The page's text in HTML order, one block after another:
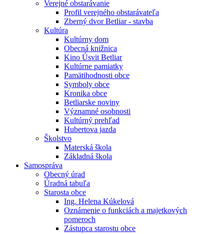
Verejné obstarávanie
Profil verejného obstarávateľa
Zberný dvor Betliar - stavba
Kultúra
Kultúrny dom
Obecná knižnica
Kino Úsvit Betliar
Kultúrne pamiatky
Pamätihodnosti obce
Symboly obce
Kronika obce
Betliarske noviny
Významné osobnosti
Kultúrný prehľad
Hubertova jazda
Školstvo
Materská škola
Základná škola
Samospráva
Obecný úrad
Úradná tabuľa
Starosta obce
Ing. Helena Kúkelová
Oznámenie o funkciách a majetkových
pomeroch
Zástupca starostu obce